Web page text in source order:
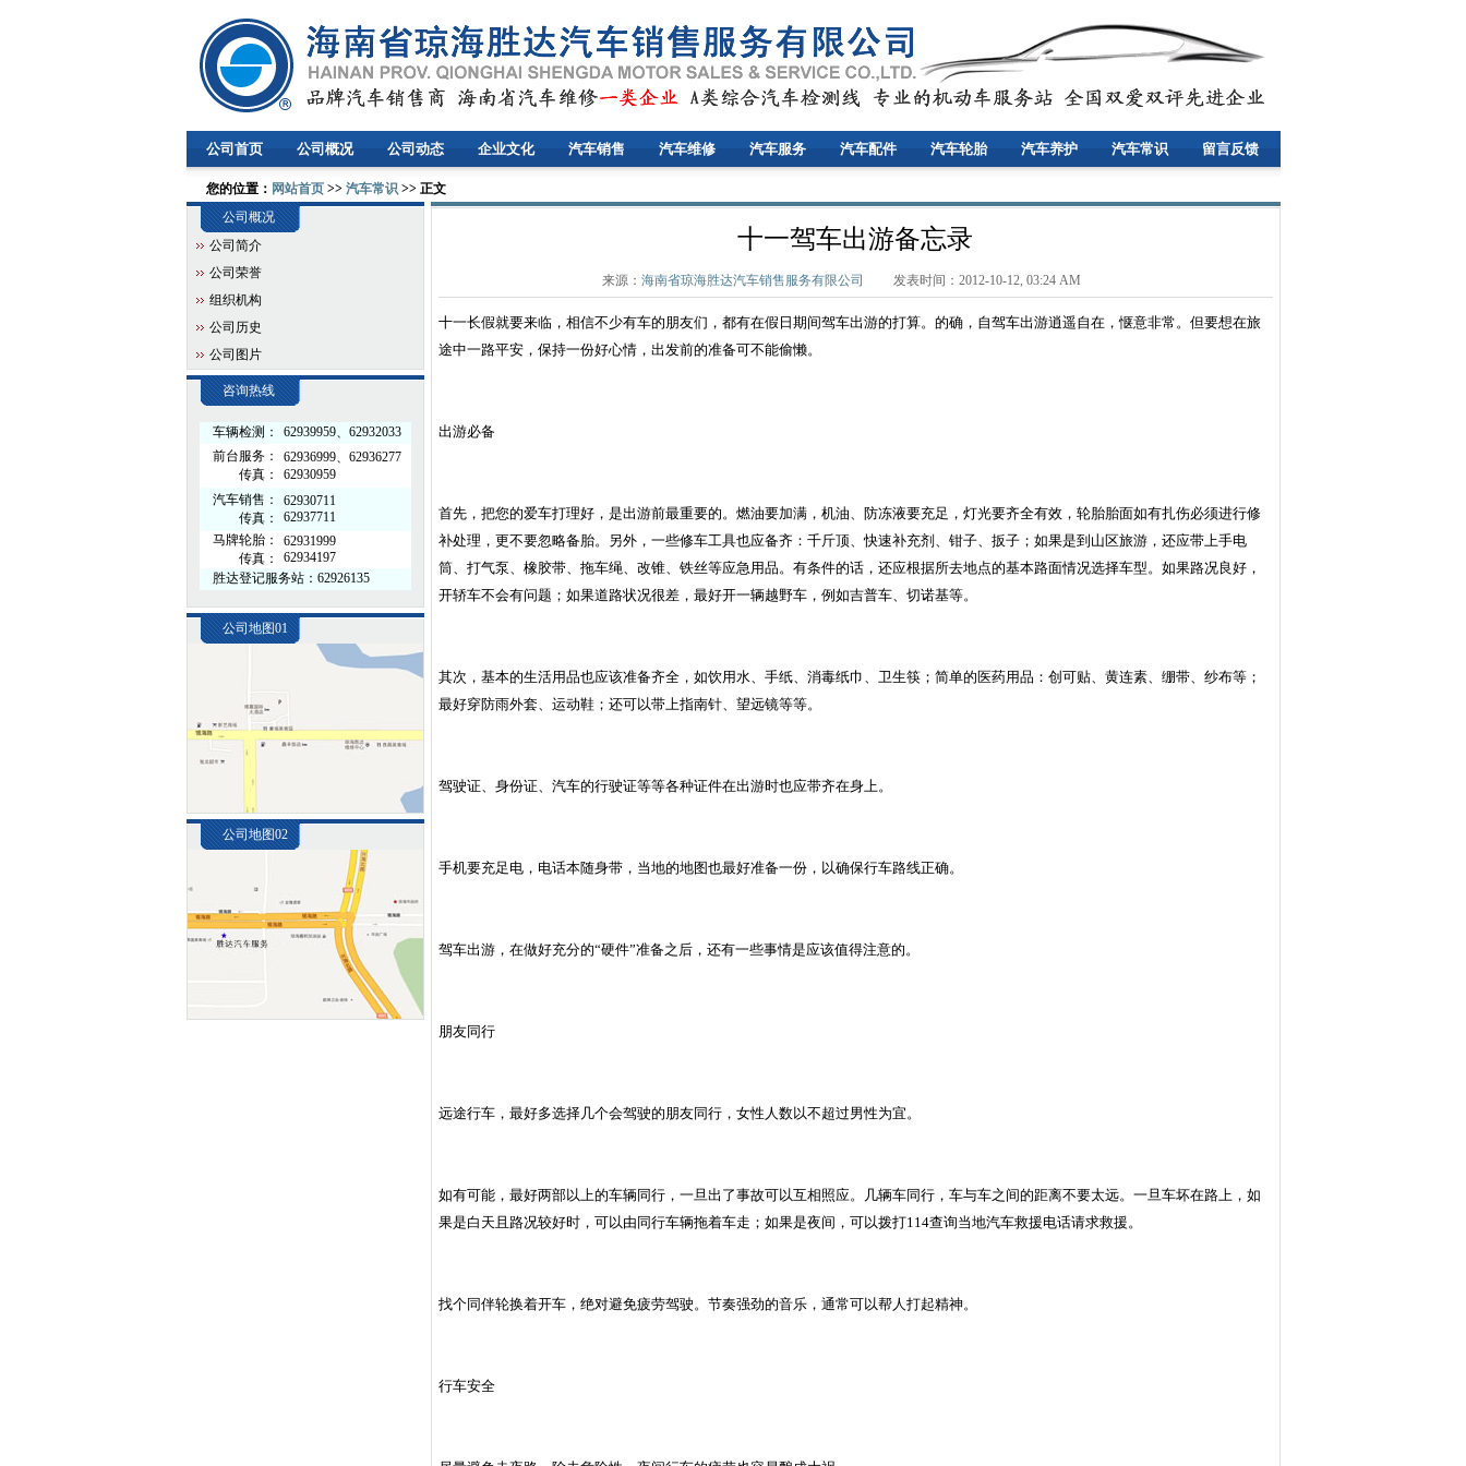
公司首页 公司概况 公司动态 企业文化 汽车销售 汽车维修 汽车服务 汽车配件 汽车轮胎 汽车养护 汽车常识 留言反馈
您的位置： 网站首页>> 汽车常识>> 正文
公司概况
公司简介
公司荣誉
组织机构
公司历史
公司图片
咨询热线
车辆检测：
62939959、62932033
前台服务：
传真：
62936999、62936277
62930959
汽车销售：
传真：
62930711
62937711
马牌轮胎：
传真：
62931999
62934197
胜达登记服务站：62926135
公司地图01
公司地图02
十一驾车出游备忘录
来源： 海南省琼海胜达汽车销售服务有限公司 发表时间：2012-10-12, 03:24 AM
十一长假就要来临，相信不少有车的朋友们，都有在假日期间驾车出游的打算。的确，自驾车出游逍遥自在，惬意非常。但要想在旅
途中一路平安，保持一份好心情，出发前的准备可不能偷懒。
出游必备
首先，把您的爱车打理好，是出游前最重要的。燃油要加满，机油、防冻液要充足，灯光要齐全有效，轮胎胎面如有扎伤必须进行修
补处理，更不要忽略备胎。另外，一些修车工具也应备齐：千斤顶、快速补充剂、钳子、扳子；如果是到山区旅游，还应带上手电
筒、打气泵、橡胶带、拖车绳、改锥、铁丝等应急用品。有条件的话，还应根据所去地点的基本路面情况选择车型。如果路况良好，
开轿车不会有问题；如果道路状况很差，最好开一辆越野车，例如吉普车、切诺基等。
其次，基本的生活用品也应该准备齐全，如饮用水、手纸、消毒纸巾、卫生筷；简单的医药用品：创可贴、黄连素、绷带、纱布等；
最好穿防雨外套、运动鞋；还可以带上指南针、望远镜等等。
驾驶证、身份证、汽车的行驶证等等各种证件在出游时也应带齐在身上。
手机要充足电，电话本随身带，当地的地图也最好准备一份，以确保行车路线正确。
驾车出游，在做好充分的“硬件”准备之后，还有一些事情是应该值得注意的。
朋友同行
远途行车，最好多选择几个会驾驶的朋友同行，女性人数以不超过男性为宜。
如有可能，最好两部以上的车辆同行，一旦出了事故可以互相照应。几辆车同行，车与车之间的距离不要太远。一旦车坏在路上，如
果是白天且路况较好时，可以由同行车辆拖着车走；如果是夜间，可以拨打114查询当地汽车救援电话请求救援。
找个同伴轮换着开车，绝对避免疲劳驾驶。节奏强劲的音乐，通常可以帮人打起精神。
行车安全